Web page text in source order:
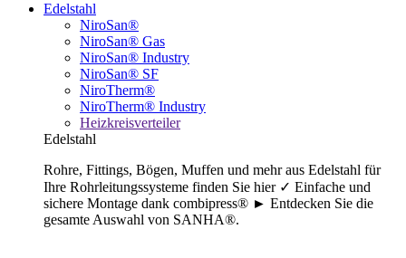
Edelstahl
NiroSan®
NiroSan® Gas
NiroSan® Industry
NiroSan® SF
NiroTherm®
NiroTherm® Industry
Heizkreisverteiler
Edelstahl
Rohre, Fittings, Bögen, Muffen und mehr aus Edelstahl für
Ihre Rohrleitungssysteme finden Sie hier ✓ Einfache und
sichere Montage dank combipress® ► Entdecken Sie die
gesamte Auswahl von SANHA®.